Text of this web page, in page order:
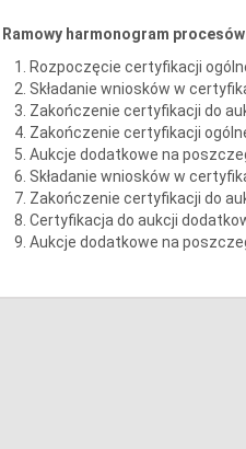
Ramowy harmonogram
Rozpoczęcie certyfikacji
Składanie wniosków w
Zakończenie certyfikacji do
Zakończenie certyfikacji
Aukcje dodatkowe na
Składanie wniosków w
Zakończenie certyfikacji do
Certyfikacja do aukcji
Aukcje dodatkowe na